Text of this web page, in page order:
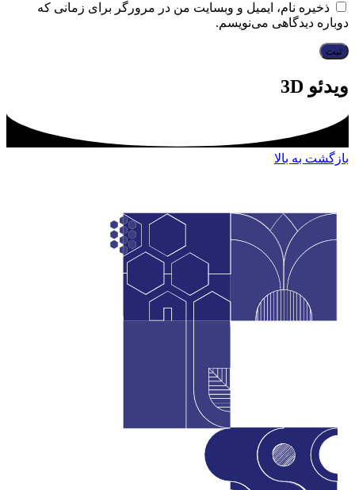
ذخیره نام، ایمیل و وبسایت من در مرورگر برای زمانی که
دوباره دیدگاهی می‌نویسم.
ویدئو 3D
بازگشت به بالا